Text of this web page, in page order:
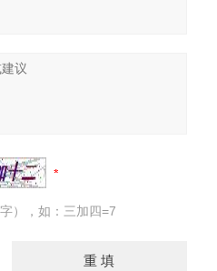
），如：三加四=7